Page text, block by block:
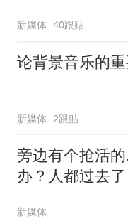
新媒体 40跟贴
论背景音乐的重
新媒体 2跟贴
旁边有个抢活
办？人都过去了
新媒体